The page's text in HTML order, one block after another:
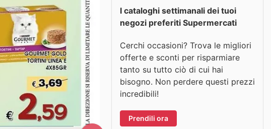
I cataloghi settimanali dei tuoi
negozi preferiti Supermercati
Cerchi occasioni? Trova le migliori
offerte e sconti per risparmiare
tanto su tutto ciò di cui hai
bisogno. Non perdere questi prezzi
incredibili!
Prendili ora